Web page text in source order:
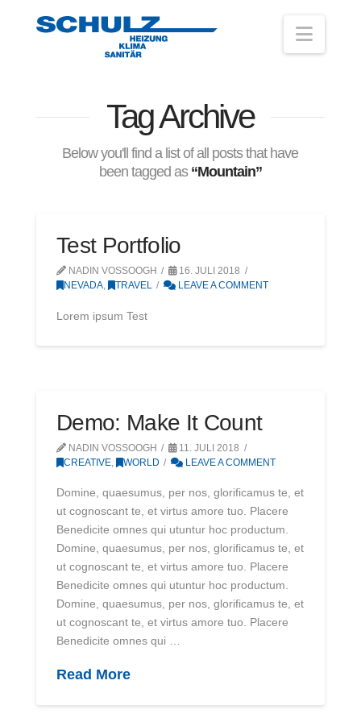
Tag Archive
Below you'll find a list of all posts that have
been tagged as “Mountain”
Test Portfolio
NADIN VOSSOOGH
16. JULI 2018
NEVADA, TRAVEL LEAVE A COMMENT
Lorem ipsum Test
Demo: Make It Count
NADIN VOSSOOGH
11. JULI 2018
CREATIVE, WORLD LEAVE A COMMENT
Domine, quaesumus, per nos, glorificamus te, et
ut cognoscant te, et virtus amore tuo. Placere
Benedicite omnes qui utuntur hoc productum.
Domine, quaesumus, per nos, glorificamus te, et
ut cognoscant te, et virtus amore tuo. Placere
Benedicite omnes qui utuntur hoc productum.
Domine, quaesumus, per nos, glorificamus te, et
ut cognoscant te, et virtus amore tuo. Placere
Benedicite omnes qui …
Read More